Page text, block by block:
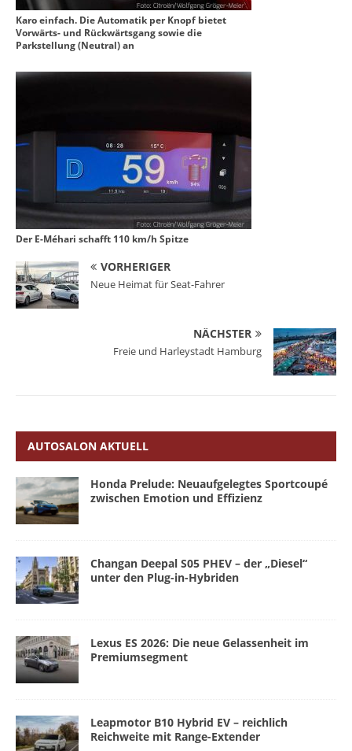
Karo einfach. Die Automatik per Knopf bietet
Vorwärts- und Rückwärtsgang sowie die
Parkstellung (Neutral) an
Der E-Méhari schafft 110 km/h Spitze
VORHERIGER
Neue Heimat für Seat-Fahrer
NÄCHSTER
Freie und Harleystadt Hamburg
AUTOSALON AKTUELL
Honda Prelude: Neuaufgelegtes Sportcoupé
zwischen Emotion und Effizienz
Changan Deepal S05 PHEV – der „Diesel“
unter den Plug-in-Hybriden
Lexus ES 2026: Die neue Gelassenheit im
Premiumsegment
Leapmotor B10 Hybrid EV – reichlich
Reichweite mit Range-Extender